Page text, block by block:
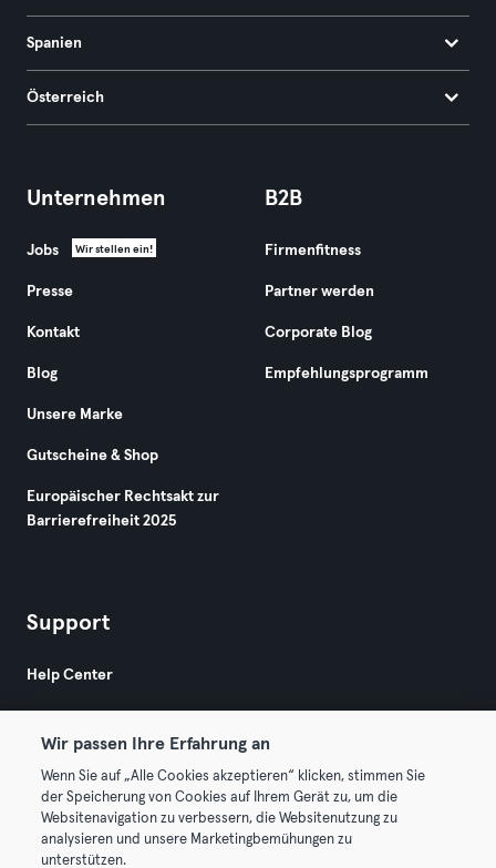
Spanien
Österreich
Unternehmen
Jobs Wir stellen ein!
Presse
Kontakt
Blog
Unsere Marke
Gutscheine & Shop
Europäischer Rechtsakt zur
Barrierefreiheit 2025
B2B
Firmenfitness
Partner werden
Corporate Blog
Empfehlungsprogramm
Support
Help Center
© 2026 Urban Sports Group GmbH. All rights reserved.
AGB Datenschutz
Wir passen Ihre Erfahrung an
Wenn Sie auf „Alle Cookies akzeptieren“ klicken, stimmen Sie
der Speicherung von Cookies auf Ihrem Gerät zu, um die
Websitenavigation zu verbessern, die Websitenutzung zu
analysieren und unsere Marketingbemühungen zu
unterstützen.